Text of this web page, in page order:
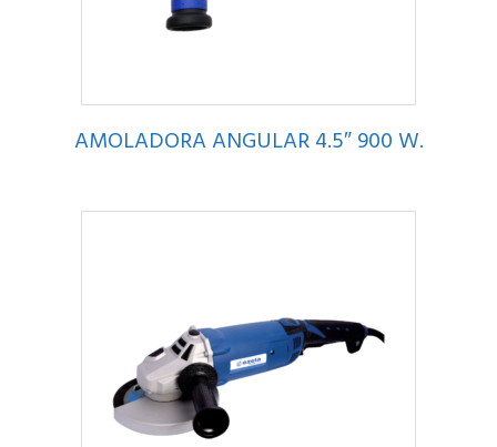
AMOLADORA ANGULAR 4.5″ 900 W.